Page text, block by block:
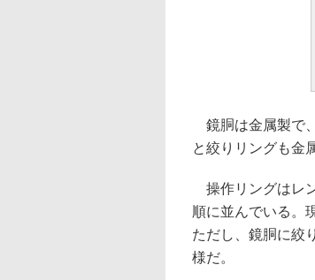
鏡胴は金属製で
と絞りリングも金
操作リングはレ
順に並んでいる。
ただし、鏡胴に絞
様だ。